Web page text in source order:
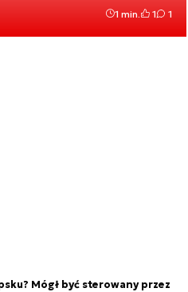
1 min. 1 1
Mógł być sterowany przez